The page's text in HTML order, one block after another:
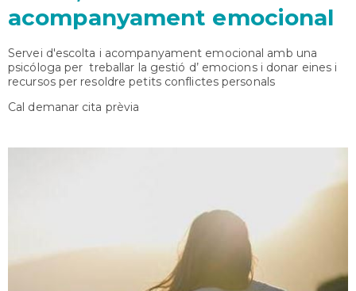
acompanyament emocional
Servei d'escolta i acompanyament emocional amb una
psicóloga per treballar la gestió d’ emocions i donar eines i
recursos per resoldre petits conflictes personals
Cal demanar cita prèvia